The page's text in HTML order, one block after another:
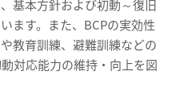
基本方針および初動～復旧
ます。また、BCPの実効性
教育訓練、避難訓練などの
対応能力の維持・向上を図